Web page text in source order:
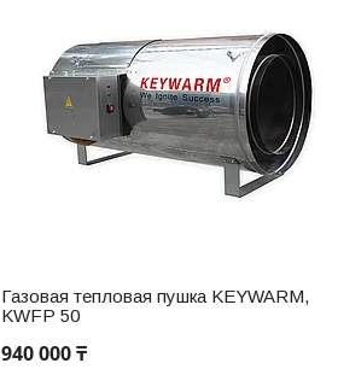
Газовая тепловая пушка KEYWARM,
KWFP 50
940 000 ₸